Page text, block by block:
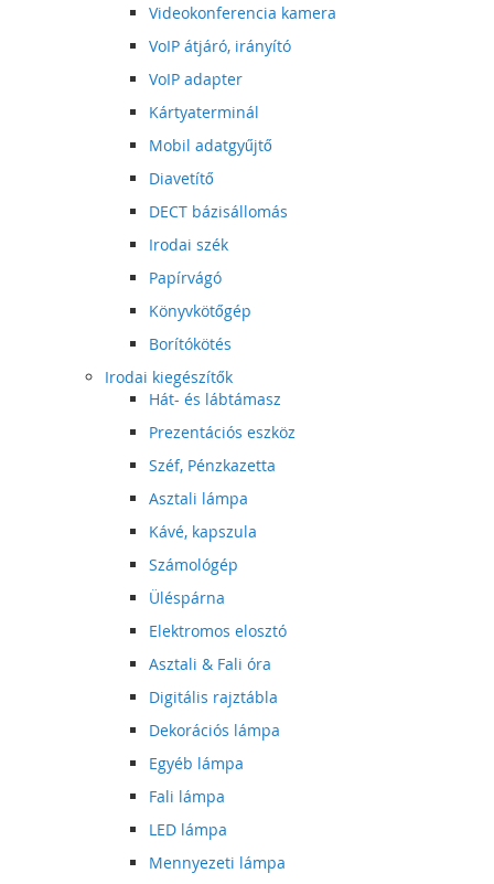
Videokonferencia kamera
VoIP átjáró, irányító
VoIP adapter
Kártyaterminál
Mobil adatgyűjtő
Diavetítő
DECT bázisállomás
Irodai szék
Papírvágó
Könyvkötőgép
Borítókötés
Irodai kiegészítők
Hát- és lábtámasz
Prezentációs eszköz
Széf, Pénzkazetta
Asztali lámpa
Kávé, kapszula
Számológép
Üléspárna
Elektromos elosztó
Asztali & Fali óra
Digitális rajztábla
Dekorációs lámpa
Egyéb lámpa
Fali lámpa
LED lámpa
Mennyezeti lámpa